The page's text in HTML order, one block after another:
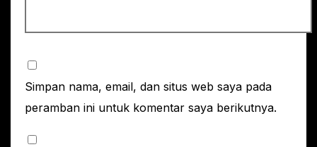
Simpan nama, email, dan situs web saya pada
peramban ini untuk komentar saya berikutnya.